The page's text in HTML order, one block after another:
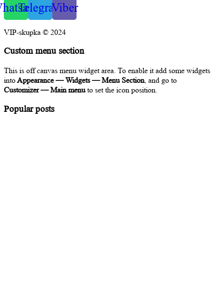
TelegramViber
VIP-skupka © 2024
Custom menu section
This is off canvas menu widget area. To enable it add some widgets
intoAppearance — Widgets — Menu Section, and go to
Customizer — Main menuto set the icon position.
Popular posts